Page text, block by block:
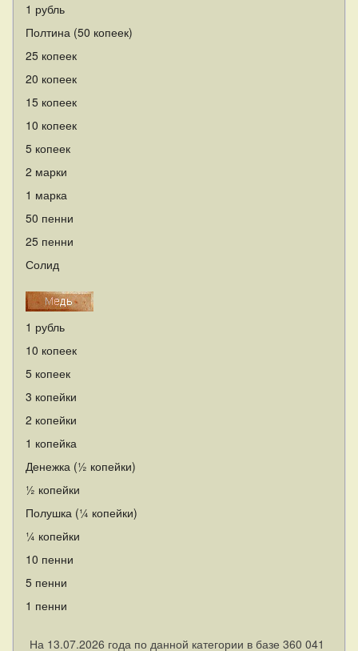
1 рубль
Полтина (50 копеек)
25 копеек
20 копеек
15 копеек
10 копеек
5 копеек
2 марки
1 марка
50 пенни
25 пенни
Солид
1 рубль
10 копеек
5 копеек
3 копейки
2 копейки
1 копейка
Денежка (½ копейки)
½ копейки
Полушка (¼ копейки)
¼ копейки
10 пенни
5 пенни
1 пенни
На 13.07.2026 года по данной категории в базе 360 041